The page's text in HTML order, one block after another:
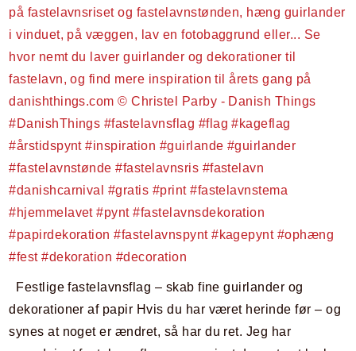
Festlige fastelavnsflag – skab fine guirlander og
dekorationer af papir Hvis du har været herinde før – og
synes at noget er ændret, så har du ret. Jeg har